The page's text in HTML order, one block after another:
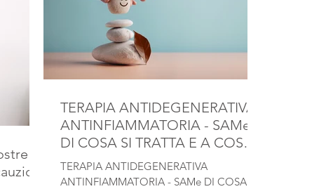
TERAPIA ANTIDEGENERATIVA
ANTINFIAMMATORIA - SAMe
DI COSA SI TRATTA E A COSA
SERVE?
TERAPIA ANTIDEGENERATIVA
ANTINFIAMMATORIA - SAMe DI COSA SI